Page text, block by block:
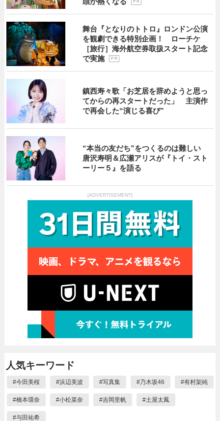
P R
舞台『となりのトトロ』ロンドン公演
を観劇できる特別企画！ ローチケ
［旅行］海外航空券取扱スタート記念
で実施
P R
鎮西寿々歌「お芝居を辞めようと思っ
てからの再スタートだった」 主演作
で再会した“演じる喜び”
“本当の友だち”をつくるのは難しい
唐沢寿明＆広瀬アリスが『トイ・スト
ーリー５』を語る
[ADVERTISEMENT]
人気キーワード
#今田美桜 #浜辺美波 #写真集 #乃木坂46 #有村架純
#橋本環奈 #小松菜奈 #吉岡里帆 #土屋太鳳
#与田祐希